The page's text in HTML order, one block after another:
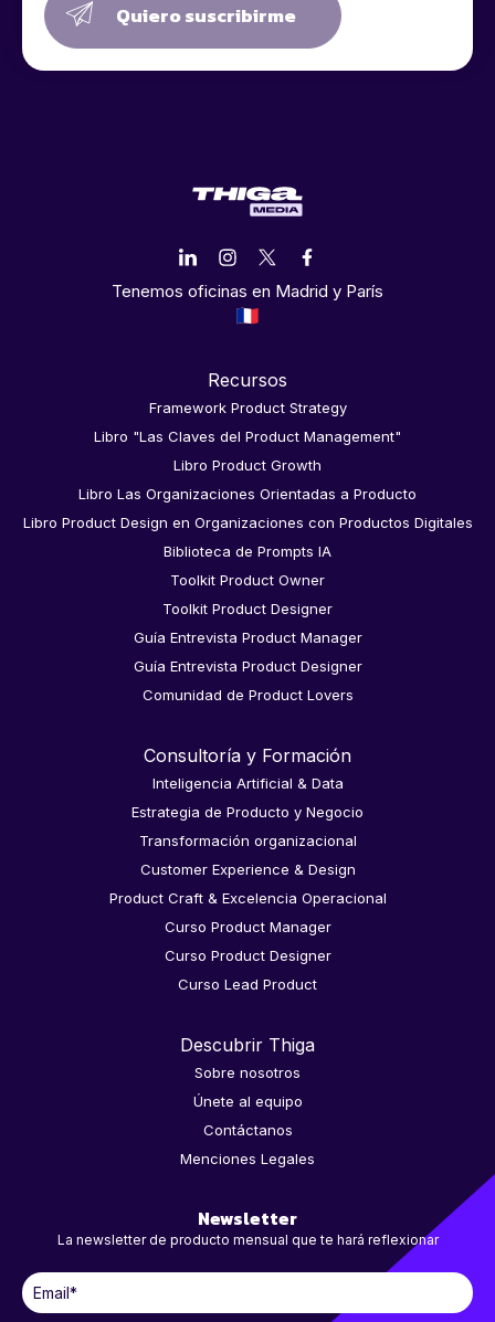
Quiero suscribirme
Tenemos oficinas en Madrid y París
Recursos
Framework Product Strategy
Libro "Las Claves del Product Management"
Libro Product Growth
Libro Las Organizaciones Orientadas a Producto
Libro Product Design en Organizaciones con Productos Digitales
Biblioteca de Prompts IA
Toolkit Product Owner
Toolkit Product Designer
Guía Entrevista Product Manager
Guía Entrevista Product Designer
Comunidad de Product Lovers
Consultoría y Formación
Inteligencia Artificial & Data
Estrategia de Producto y Negocio
Transformación organizacional
Customer Experience & Design
Product Craft & Excelencia Operacional
Curso Product Manager
Curso Product Designer
Curso Lead Product
Descubrir Thiga
Sobre nosotros
Únete al equipo
Contáctanos
Menciones Legales
Newsletter
La newsletter de producto mensual que te hará reflexionar